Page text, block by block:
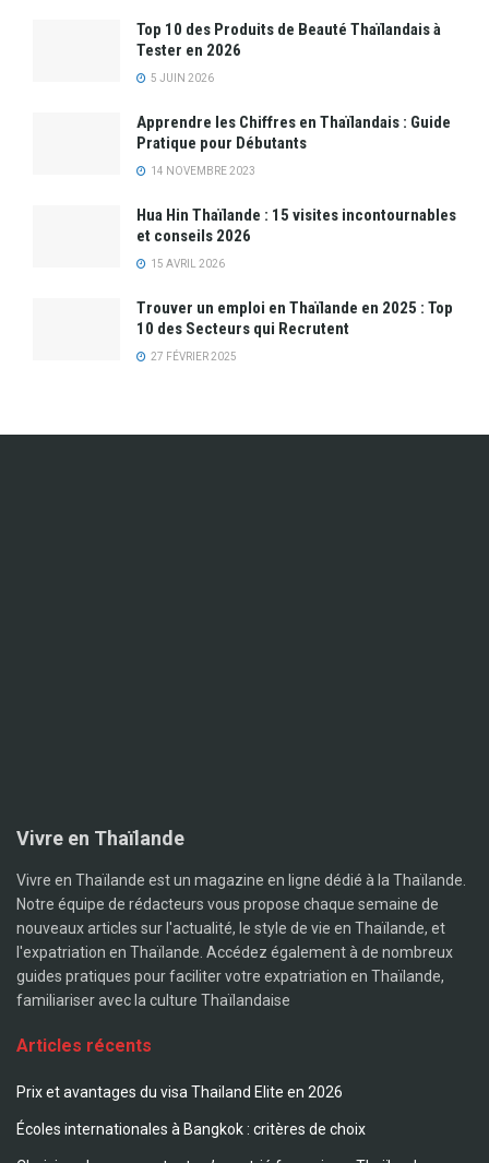
Top 10 des Produits de Beauté Thaïlandais à
Tester en 2026
5 JUIN 2026
Apprendre les Chiffres en Thaïlandais : Guide
Pratique pour Débutants
14 NOVEMBRE 2023
Hua Hin Thaïlande : 15 visites incontournables
et conseils 2026
15 AVRIL 2026
Trouver un emploi en Thaïlande en 2025 : Top
10 des Secteurs qui Recrutent
27 FÉVRIER 2025
Vivre en Thaïlande
Vivre en Thaïlande est un magazine en ligne dédié à la Thaïlande.
Notre équipe de rédacteurs vous propose chaque semaine de
nouveaux articles sur l'actualité, le style de vie en Thaïlande, et
l'expatriation en Thaïlande. Accédez également à de nombreux
guides pratiques pour faciliter votre expatriation en Thaïlande,
familiariser avec la culture Thaïlandaise
Articles récents
Prix et avantages du visa Thailand Elite en 2026
Écoles internationales à Bangkok : critères de choix